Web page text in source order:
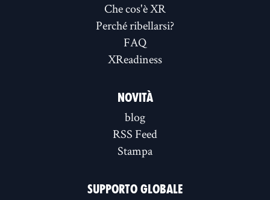
Che cos'è XR
Perché ribellarsi?
FAQ
XReadiness
NOVITÀ
blog
RSS Feed
Stampa
SUPPORTO GLOBALE